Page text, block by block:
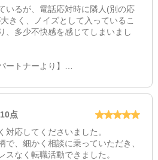
いるが、電話応対時に隣人(別の応
きく、ノイズとして入っているこ
、多少不快感を感じてしまいまし
ートナーより】
ざいました。
、周囲の音のせいでご不快な思いを
をもとに社内の環境整備に努めてま
き続き何卒宜しくお願い致します。
点
対応してくださいました。
で、細かく相談に乗っていただき、
スなく転職活動できました。